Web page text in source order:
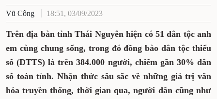
Vũ Công 18:51, 03/09/2023
Trên địa bàn tỉnh Thái Nguyên hiện có 51 dân tộc anh
em cùng chung sống, trong đó đồng bào dân tộc thiểu
số (DTTS) là trên 384.000 người, chiếm gần 30% dân
số toàn tỉnh. Nhận thức sâu sắc về những giá trị văn
hóa truyền thống, thời gian qua, người dân cũng như